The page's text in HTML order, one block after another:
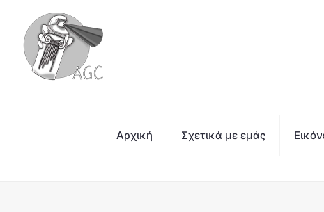
Αρχική Σχετικά με εμάς